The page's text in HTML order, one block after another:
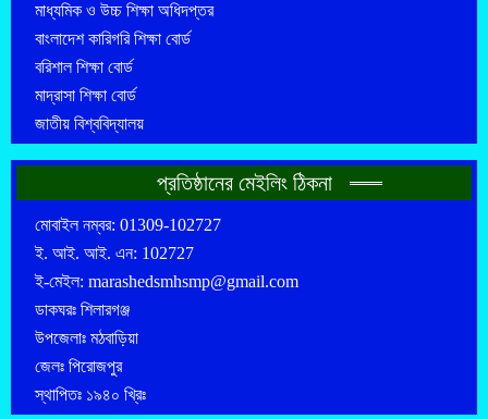
মাধ্যমিক ও উচ্চ শিক্ষা অধিদপ্তর
বাংলাদেশ কারিগরি শিক্ষা বোর্ড
বরিশাল শিক্ষা বোর্ড
মাদ্রাসা শিক্ষা বোর্ড
জাতীয় বিশ্ববিদ্যালয়
প্রতিষ্ঠানের মেইলিং ঠিকনা
মোবাইল নম্বর: 01309-102727
ই. আই. আই. এন: 102727
ই-মেইল: marashedsmhsmp@gmail.com
ডাকঘরঃ শিলারগঞ্জ
উপজেলাঃ মঠবাড়িয়া
জেলঃ পিরোজপুর
স্থাপিতঃ ১৯৪০ খ্রিঃ